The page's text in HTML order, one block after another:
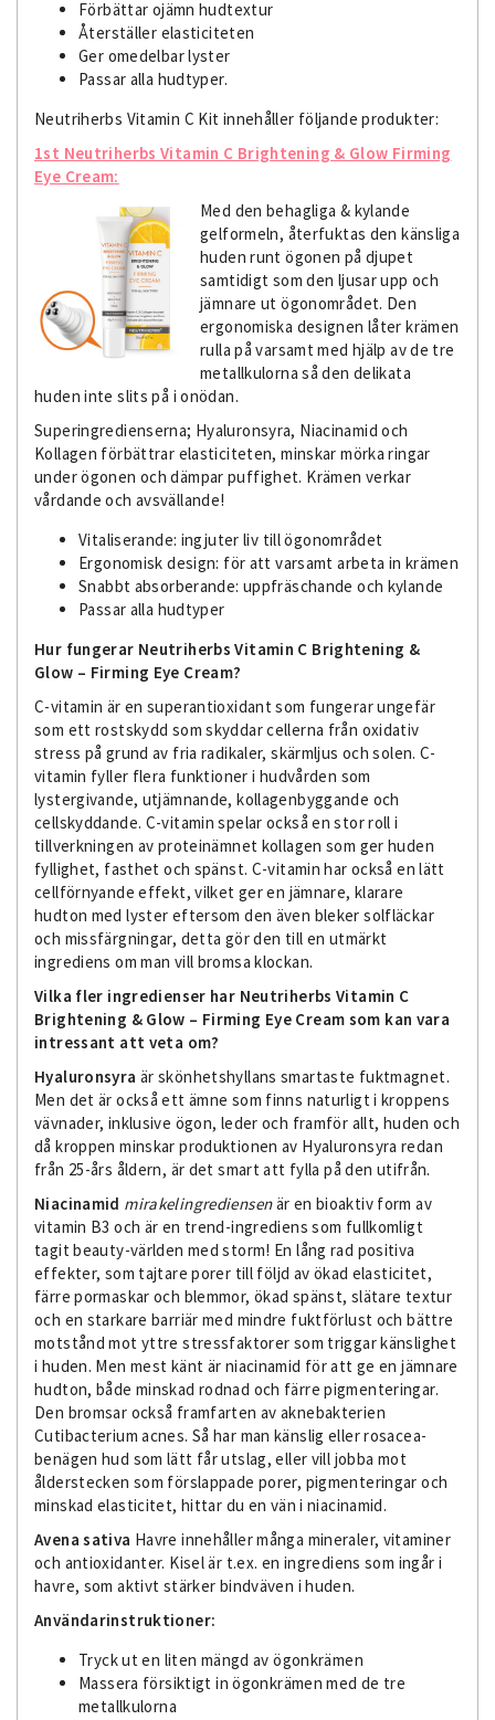
Förbättar ojämn hudtextur
Återställer elasticiteten
Ger omedelbar lyster
Passar alla hudtyper.
Neutriherbs Vitamin C Kit innehåller följande produkter:
1st Neutriherbs Vitamin C Brightening & Glow Firming
Eye Cream:
Med den behagliga & kylande
gelformeln, återfuktas den känsliga
huden runt ögonen på djupet
samtidigt som den ljusar upp och
jämnare ut ögonområdet. Den
ergonomiska designen låter krämen
rulla på varsamt med hjälp av de tre
metallkulorna så den delikata
huden inte slits på i onödan.
Superingredienserna; Hyaluronsyra, Niacinamid och
Kollagen förbättrar elasticiteten, minskar mörka ringar
under ögonen och dämpar puffighet. Krämen verkar
vårdande och avsvällande!
Vitaliserande: ingjuter liv till ögonområdet
Ergonomisk design: för att varsamt arbeta in krämen
Snabbt absorberande: uppfräschande och kylande
Passar alla hudtyper
Hur fungerar Neutriherbs Vitamin C Brightening &
Glow – Firming Eye Cream?
C-vitamin är en superantioxidant som fungerar ungefär
som ett rostskydd som skyddar cellerna från oxidativ
stress på grund av fria radikaler, skärmljus och solen. C-
vitamin fyller flera funktioner i hudvården som
lystergivande, utjämnande, kollagenbyggande och
cellskyddande. C-vitamin spelar också en stor roll i
tillverkningen av proteinämnet kollagen som ger huden
fyllighet, fasthet och spänst. C-vitamin har också en lätt
cellförnyande effekt, vilket ger en jämnare, klarare
hudton med lyster eftersom den även bleker solfläckar
och missfärgningar, detta gör den till en utmärkt
ingrediens om man vill bromsa klockan.
Vilka fler ingredienser har Neutriherbs Vitamin C
Brightening & Glow – Firming Eye Cream som kan vara
intressant att veta om?
Hyaluronsyra är skönhetshyllans smartaste fuktmagnet.
Men det är också ett ämne som finns naturligt i kroppens
vävnader, inklusive ögon, leder och framför allt, huden och
då kroppen minskar produktionen av Hyaluronsyra redan
från 25-års åldern, är det smart att fylla på den utifrån.
Niacinamid mirakelingrediensenär en bioaktiv form av
vitamin B3 och är en trend-ingrediens som fullkomligt
tagit beauty-världen med storm! En lång rad positiva
effekter, som tajtare porer till följd av ökad elasticitet,
färre pormaskar och blemmor, ökad spänst, slätare textur
och en starkare barriär med mindre fuktförlust och bättre
motstånd mot yttre stressfaktorer som triggar känslighet
i huden. Men mest känt är niacinamid för att ge en jämnare
hudton, både minskad rodnad och färre pigmenteringar.
Den bromsar också framfarten av aknebakterien
Cutibacterium acnes. Så har man känslig eller rosacea-
benägen hud som lätt får utslag, eller vill jobba mot
ålderstecken som förslappade porer, pigmenteringar och
minskad elasticitet, hittar du en vän i niacinamid.
Avena sativa Havre innehåller många mineraler, vitaminer
och antioxidanter. Kisel är t.ex. en ingrediens som ingår i
havre, som aktivt stärker bindväven i huden.
Användarinstruktioner:
Tryck ut en liten mängd av ögonkrämen
Massera försiktigt in ögonkrämen med de tre
metallkulorna